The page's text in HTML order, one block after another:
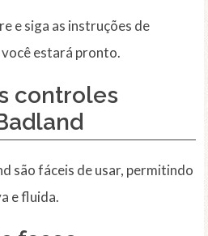
e siga as instruções de
estará pronto.
controles
são fáceis de usar, permitindo
e fluida.